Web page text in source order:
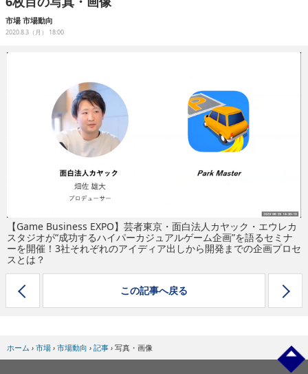
連載
市場 市場動向
2020.8.3（月） 18:00
【Game Business EXPO】芸者東京・面白法人カヤック・エウレカ
スタジオが“成功するハイパーカジュアルゲーム企画”を語るセミナ
ーを開催！3社それぞれのアイディア出しから開発までの企画プロセ
スとは？
この記事へ戻る
ホーム › 市場 › 市場動向 › 記事 › 写真・画像